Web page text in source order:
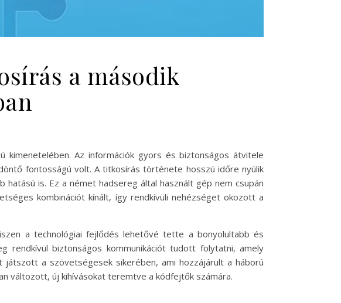
a második
Az információk gyors és biztonságos átvitele
fontosságú volt. A titkosírás története hosszú időre nyúlik
is. Ez a német hadsereg által használt gép nem csupán
kombinációt kínált, így rendkívüli nehézséget okozott a
a technológiai fejlődés lehetővé tette a bonyolultabb és
rendkívül biztonságos kommunikációt tudott folytatni, amely
a szövetségesek sikerében, ami hozzájárult a háború
változott, új kihívásokat teremtve a kódfejtők számára.